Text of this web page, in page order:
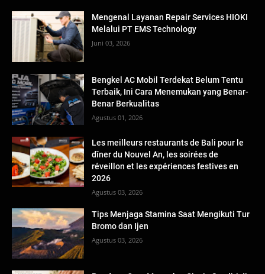
Mengenal Layanan Repair Services HIOKI
Melalui PT EMS Technology
Juni 03, 2026
Bengkel AC Mobil Terdekat Belum Tentu
Terbaik, Ini Cara Menemukan yang Benar-
Benar Berkualitas
Agustus 01, 2026
Les meilleurs restaurants de Bali pour le
dîner du Nouvel An, les soirées de
réveillon et les expériences festives en
2026
Agustus 03, 2026
Tips Menjaga Stamina Saat Mengikuti Tur
Bromo dan Ijen
Agustus 03, 2026